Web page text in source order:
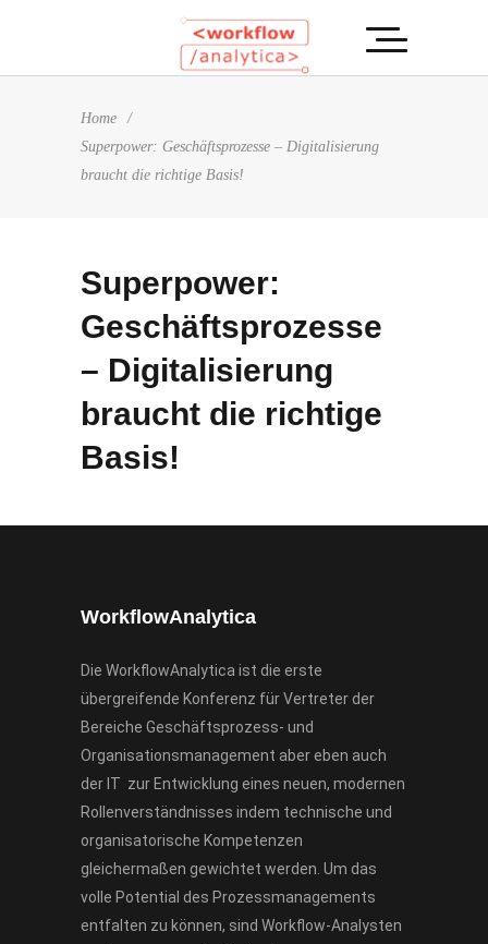
Home
/
Superpower: Geschäftsprozesse – Digitalisierung
braucht die richtige Basis!
Superpower:
Geschäftsprozesse
– Digitalisierung
braucht die richtige
Basis!
WorkflowAnalytica
Die WorkflowAnalytica ist die erste
übergreifende Konferenz für Vertreter der
Bereiche Geschäftsprozess- und
Organisationsmanagement aber eben auch
der IT zur Entwicklung eines neuen, modernen
Rollenverständnisses indem technische und
organisatorische Kompetenzen
gleichermaßen gewichtet werden. Um das
volle Potential des Prozessmanagements
entfalten zu können, sind Workflow-Analysten